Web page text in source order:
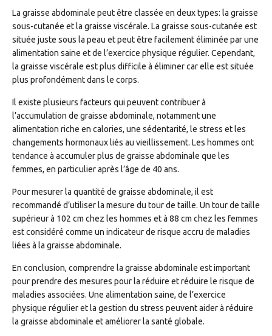
La graisse abdominale peut être classée en deux types: la graisse
sous-cutanée et la graisse viscérale. La graisse sous-cutanée est
située juste sous la peau et peut être facilement éliminée par une
alimentation saine et de l’exercice physique régulier. Cependant,
la graisse viscérale est plus difficile à éliminer car elle est située
plus profondément dans le corps.
Il existe plusieurs facteurs qui peuvent contribuer à
l’accumulation de graisse abdominale, notamment une
alimentation riche en calories, une sédentarité, le stress et les
changements hormonaux liés au vieillissement. Les hommes ont
tendance à accumuler plus de graisse abdominale que les
femmes, en particulier après l’âge de 40 ans.
Pour mesurer la quantité de graisse abdominale, il est
recommandé d’utiliser la mesure du tour de taille. Un tour de taille
supérieur à 102 cm chez les hommes et à 88 cm chez les femmes
est considéré comme un indicateur de risque accru de maladies
liées à la graisse abdominale.
En conclusion, comprendre la graisse abdominale est important
pour prendre des mesures pour la réduire et réduire le risque de
maladies associées. Une alimentation saine, de l’exercice
physique régulier et la gestion du stress peuvent aider à réduire
la graisse abdominale et améliorer la santé globale.